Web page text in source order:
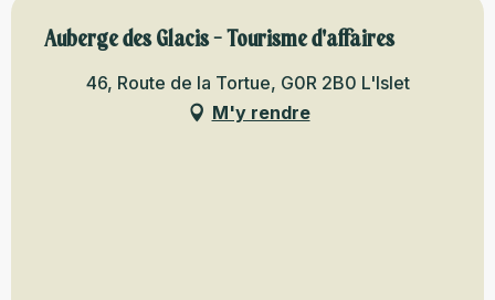
Auberge des Glacis - Tourisme d'affaires
46, Route de la Tortue, G0R 2B0 L'Islet
M'y rendre